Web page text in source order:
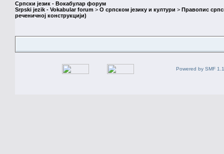
Српски језик - Вокабулар форум
Srpski jezik - Vokabular forum > О српском језику и култури > Правопис
реченичној конструкцији)
Powered by SMF